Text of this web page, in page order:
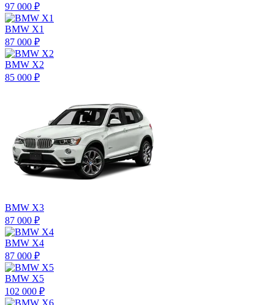
97 000 ₽
BMW X1
87 000 ₽
BMW X2
85 000 ₽
BMW X3
87 000 ₽
BMW X4
87 000 ₽
BMW X5
102 000 ₽